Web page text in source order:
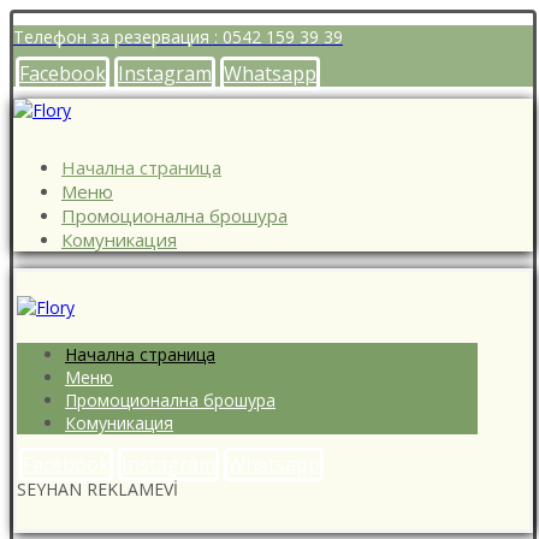
Телефон за резервация : 0542 159 39 39
Facebook Instagram Whatsapp
Начална страница
Меню
Промоционална брошура
Комуникация
Начална страница
Меню
Промоционална брошура
Комуникация
SEYHAN REKLAMEVİ